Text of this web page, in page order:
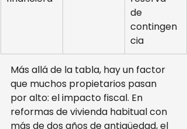
de
contingen
cia
Más allá de la tabla, hay un factor
que muchos propietarios pasan
por alto: el impacto fiscal. En
reformas de vivienda habitual con
más de dos años de antigüedad, el